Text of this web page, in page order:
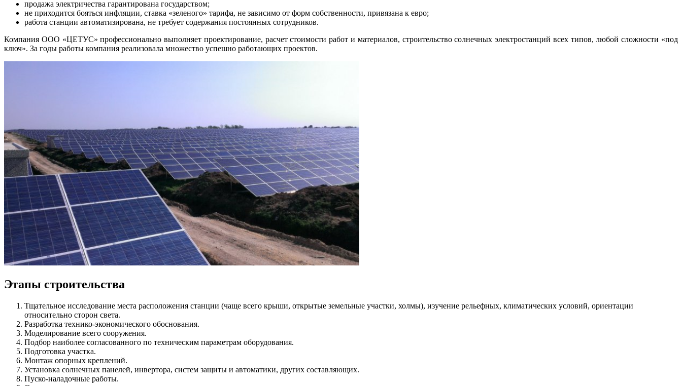
продажа электричества гарантирована государством;
не приходится бояться инфляции, ставка «зеленого» тарифа, не зависимо от форм собственности, привязана к евро;
работа станции автоматизирована, не требует содержания постоянных сотрудников.
Компания ООО «ЦЕТУС» профессионально выполняет проектирование, расчет стоимости работ и материалов, строительство солнечных электростанций всех типов, любой сложности «под
ключ». За годы работы компания реализовала множество успешно работающих проектов.
Этапы строительства
Тщательное исследование места расположения станции (чаще всего крыши, открытые земельные участки, холмы), изучение рельефных, климатических условий, ориентации
относительно сторон света.
Разработка технико-экономического обоснования.
Моделирование всего сооружения.
Подбор наиболее согласованного по техническим параметрам оборудования.
Подготовка участка.
Монтаж опорных креплений.
Установка солнечных панелей, инвертора, систем защиты и автоматики, других составляющих.
Пуско-наладочные работы.